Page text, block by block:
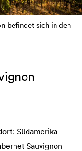
befindet sich in den
Südamerika
Sauvignon